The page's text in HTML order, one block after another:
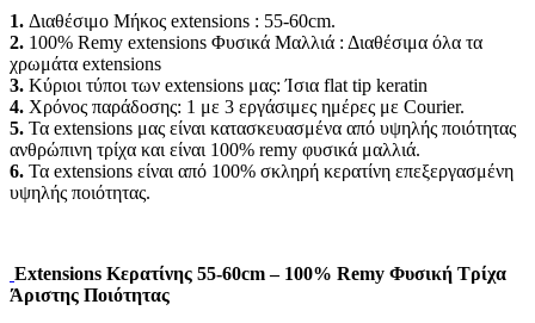
1. Διαθέσιμο Μήκος extensions : 55-60cm.
2. 100% Remy extensions Φυσικά Μαλλιά : Διαθέσιμα όλα τα
χρωμάτα extensions
3. Κύριοι τύποι των extensions μας: Ίσια flat tip keratin
4. Χρόνος παράδοσης: 1 με 3 εργάσιμες ημέρες με Courier.
5. Τα extensions μας είναι κατασκευασμένα από υψηλής ποιότητας
ανθρώπινη τρίχα και είναι 100% remy φυσικά μαλλιά.
6. Τα extensions είναι από 100% σκληρή κερατίνη επεξεργασμένη
υψηλής ποιότητας.
Extensions Κερατίνης 55-60cm – 100% Remy Φυσική Τρίχα
Άριστης Ποιότητας